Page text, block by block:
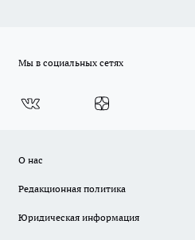
Мы в социальных сетях
О нас
Редакционная политика
Юридическая информация